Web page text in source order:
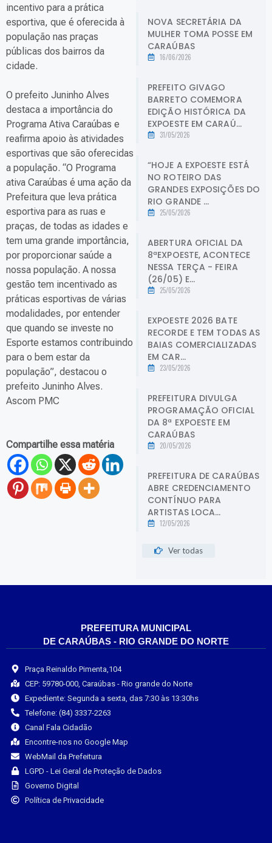
incentivo para a prática
esportiva, que é oferecida à
população nas praças
públicas dos bairros da
cidade.
O prefeito Juninho Alves
destaca a importância do
Programa Ativa Caraúbas e
reafirma apoio às atividades
esportivas que são oferecidas
a população. “O Programa
ativa Caraúbas é uma ação da
Prefeitura que leva prática
esportiva para as ruas e
praças, de todas as idades e
tem uma grande importância,
por proporcionar saúde a
nossa população. A nossa
gestão tem incentivado as
práticas esportivas de várias
modalidades, por entender
que quando se investe no
Esporte estamos contribuindo
para o bem estar da
população”, destacou o
prefeito Juninho Alves.
Ascom PMC
Compartilhe essa matéria
NOVA SECRETÁRIA DA
MULHER TOMA POSSE EM
CARAÚBAS
16/06/2026
PREFEITO GIVAGO
BARRETO COMEMORA
EDIÇÃO HISTÓRICA DA
EXPOESTE EM CARAÚ...
31/05/2026
“HOJE A EXPOESTE ESTÁ
NO ROTEIRO DAS
GRANDES EXPOSIÇÕES DO
RIO GRANDE ...
25/05/2026
ABERTURA OFICIAL DA
8ªEXPOESTE, ACONTECE
NESSA TERÇA - FEIRA
(26/05) E...
25/05/2026
EXPOESTE 2026 BATE
RECORDE E TEM TODAS AS
BAIAS COMERCIALIZADAS
EM CAR...
23/05/2026
PREFEITURA DIVULGA
PROGRAMAÇÃO OFICIAL
DA 8ª EXPOESTE EM
CARAÚBAS
20/05/2026
PREFEITURA DE CARAÚBAS
ABRE CREDENCIAMENTO
CONTÍNUO PARA
ARTISTAS LOCA...
12/05/2026
Ver todas
PREFEITURA MUNICIPAL
DE CARAÚBAS - RIO GRANDE DO NORTE
Praça Reinaldo Pimenta,104
CEP: 59780-000, Caraúbas - Rio grande do Norte
Expediente: Segunda a sexta, das 7:30 às 13:30hs
Telefone: (84) 3337-2263
Canal Fala Cidadão
Encontre-nos no Google Map
WebMail da Prefeitura
LGPD - Lei Geral de Proteção de Dados
Governo Digital
Política de Privacidade